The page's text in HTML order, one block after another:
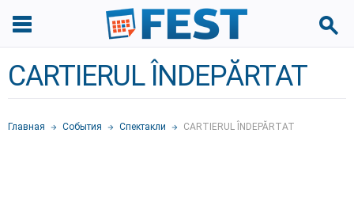
CARTIERUL ÎNDEPĂRTAT
Главная События Спектакли CARTIERUL ÎNDEPĂRTAT